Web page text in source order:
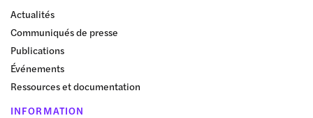
Actualités
Communiqués de presse
Publications
Événements
Ressources et documentation
INFORMATION